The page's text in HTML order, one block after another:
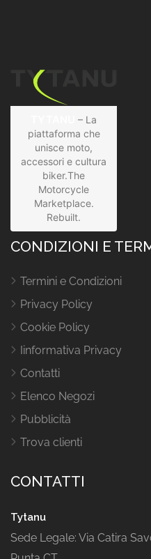
– La
piattaforma che
unisce moto,
accessori e cultura
biker.The
Motorcycle
Marketplace.
Rebuilt.
CONDIZIONI E
Termini e Condizioni
Privacy Policy
Cookie Policy
Iinformativa Privacy
Contatti
Elenco Negozi
Pubblicità
Trova clienti
CONTATTI
Tytanu
Sede Legale: Via Catira